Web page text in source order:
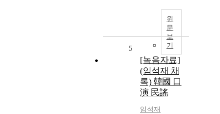
원
문
보
기
5
[녹음자료]
(임석재 채
록) 韓國 口
演 民謠
임석재